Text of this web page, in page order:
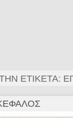
ΕΤΙΚΈΤΑ: